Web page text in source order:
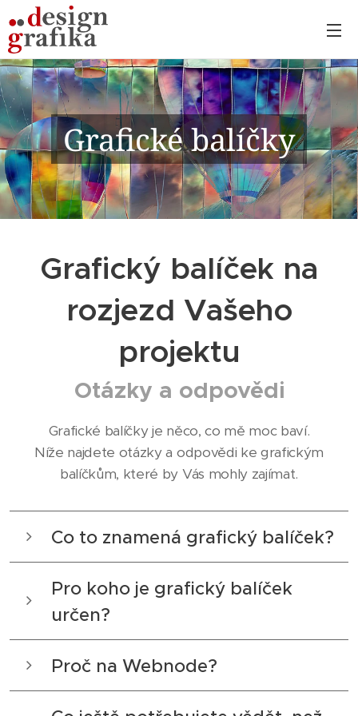
Grafické balíčky
Grafický balíček na
rozjezd Vašeho
projektu
Otázky a odpovědi
Grafické balíčky je něco, co mě moc baví.
Níže najdete otázky a odpovědi ke grafickým
balíčkům, které by Vás mohly zajímat.
Co to znamená grafický balíček?
světa – dejte o sobě vědět! Informativní web,
letáček a vizitka
pro facebook. Vše bude společně krásně
ladit v jednom designu . Podobně jako na
Pro koho je grafický balíček
určen?
pro ženy, které chtějí
Proč na Webnode?